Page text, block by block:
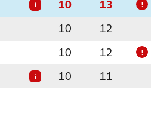
i 10 13 !
10 12
10 12 !
i 10 11